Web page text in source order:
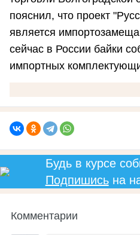
пояснил, что проект
является
сейчас в России байки
импортных
Будь в курсе
Подпишисьна
Комментарии